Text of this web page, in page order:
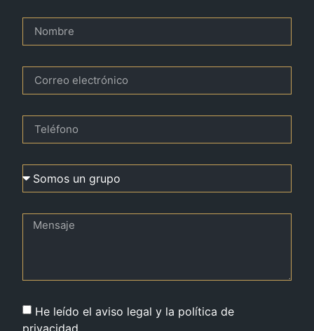
He leído el aviso legal y la política de
privacidad